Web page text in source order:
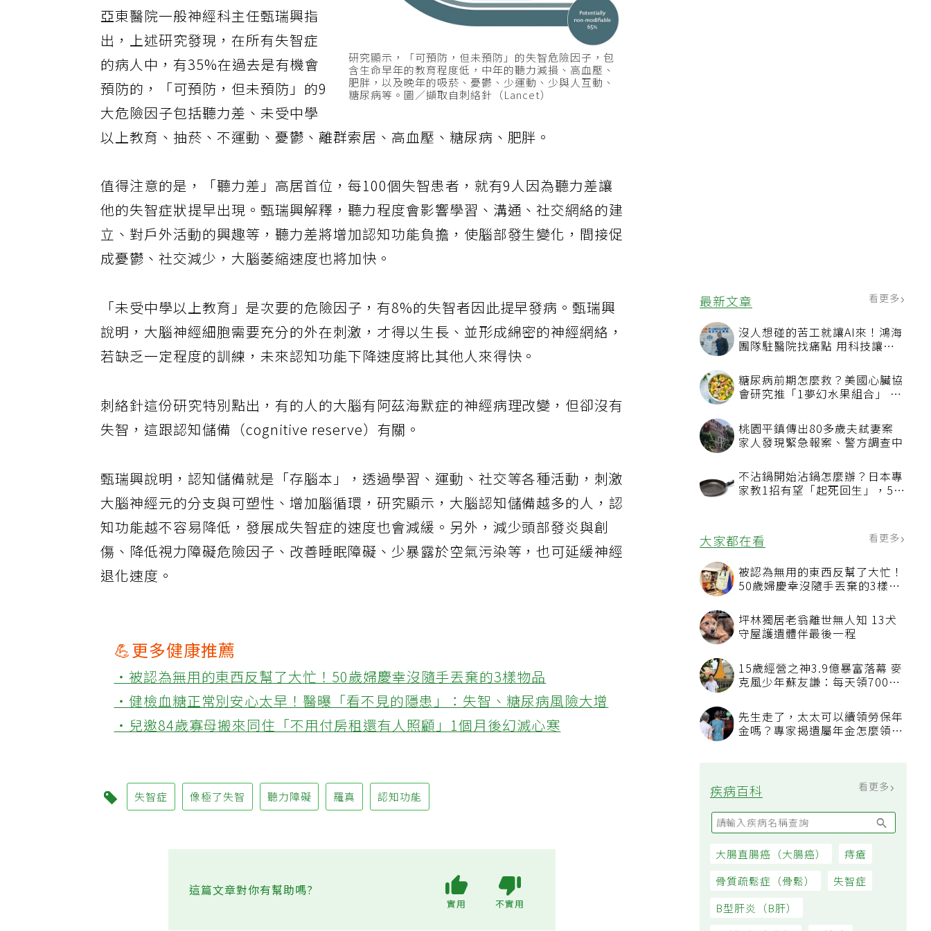
最新文章 看更多
沒人想碰的苦工就讓AI來！鴻海
團隊駐醫院找痛點 用科技讓醫
糖尿病前期怎麼救？美國心臟協
會研究推「1夢幻水果組合」 酪
桃園平鎮傳出80多歲夫弒妻案
家人發現緊急報案、警方調查中
不沾鍋開始沾鍋怎麼辦？日本專
家教1招有望「起死回生」，5情
大家都在看
被認為無用的東西反幫了大忙！
50歲婦慶幸沒隨手丟棄的3樣物
品
坪林獨居老翁離世無人知 13犬
15歲經營之神3.9億暴富落幕 麥
過日子
先生走了，太太可以續領勞保年
疾病百科
研究顯示，「可預防，但未預防」的失智危險因子，包
含生命早年的教育程度低，中年的聽力減損、高血壓、
肥胖，以及晚年的吸菸、憂鬱、少運動、少與人互動、
糖尿病等。圖／擷取自刺絡針（Lancet）
亞東醫院一般神經科主任甄瑞興指
出，上述研究發現，在所有失智症
的病人中，有35%在過去是有機會
預防的，「可預防，但未預防」的9
大危險因子包括聽力差、未受中學
以上教育、抽菸、不運動、憂鬱、離群索居、高血壓、糖尿病、肥胖。
值得注意的是，「聽力差」高居首位，每100個失智患者，就有9人因為聽力差讓
他的失智症狀提早出現。甄瑞興解釋，聽力程度會影響學習、溝通、社交網絡的建
立、對戶外活動的興趣等，聽力差將增加認知功能負擔，使腦部發生變化，間接促
成憂鬱、社交減少，大腦萎縮速度也將加快。
「未受中學以上教育」是次要的危險因子，有8%的失智者因此提早發病。甄瑞興
說明，大腦神經細胞需要充分的外在刺激，才得以生長、並形成綿密的神經網絡，
若缺乏一定程度的訓練，未來認知功能下降速度將比其他人來得快。
刺絡針這份研究特別點出，有的人的大腦有阿茲海默症的神經病理改變，但卻沒有
失智，這跟認知儲備（cognitive reserve）有關。
甄瑞興說明，認知儲備就是「存腦本」，透過學習、運動、社交等各種活動，刺激
大腦神經元的分支與可塑性、增加腦循環，研究顯示，大腦認知儲備越多的人，認
知功能越不容易降低，發展成失智症的速度也會減緩。另外，減少頭部發炎與創
傷、降低視力障礙危險因子、改善睡眠障礙、少暴露於空氣污染等，也可延緩神經
退化速度。
💪更多健康推薦
‧被認為無用的東西反幫了大忙！50歲婦慶幸沒隨手丟棄的3樣物品
‧健檢血糖正常別安心太早！醫曝「看不見的隱患」：失智、糖尿病風險大增
‧兒邀84歲寡母搬來同住「不用付房租還有人照顧」1個月後幻滅心寒
失智症 像極了失智 聽力障礙 羅真 認知功能